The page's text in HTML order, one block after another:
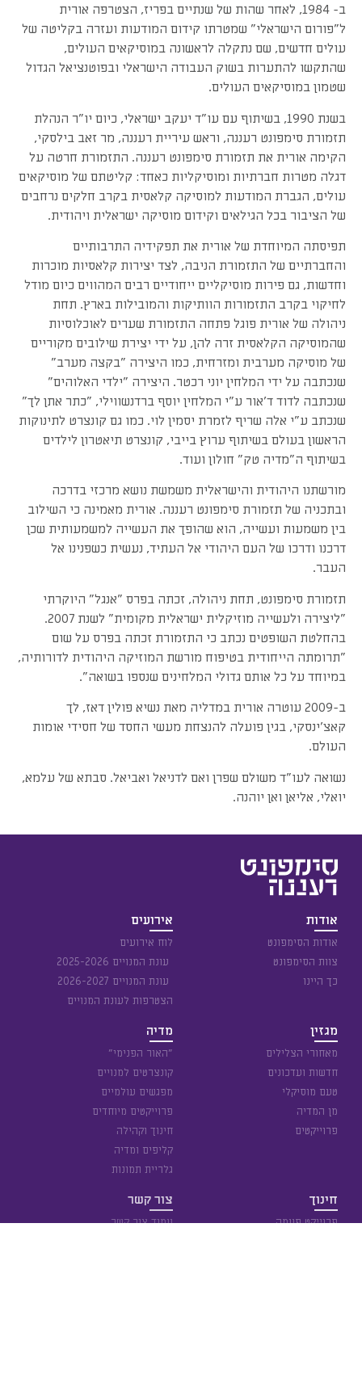
ב- 1984, לאחר שהות של שנתיים בפריז, הצטרפה אורית
ל"פורום הישראלי" שמטרתו קידום המודעות ועזרה בקליטה של
עולים חדשים, שם נתקלה לראשונה במוסיקאים העולים,
שהתקשו להתערות בשוק העבודה הישראלי ובפוטנציאל הגדול
שטמון במוסיקאים העולים.
בשנת 1990, בשיתוף עם עו"ד יעקב ישראלי, כיום יו"ר הנהלת
תזמורת סימפונט רעננה, וראש עיריית רעננה, מר זאב בילסקי,
הקימה אורית את תזמורת סימפונט רעננה. התזמורת חרטה על
דגלה מטרות חברתיות ומוסיקליות כאחד: קליטתם של מוסיקאים
עולים, הגברת המודעות למוסיקה קלאסית בקרב חלקים נרחבים
של הציבור בכל הגילאים וקידום מוסיקה ישראלית ויהודית.
תפיסתה המיוחדת של אורית את תפקידיה התרבותיים
והחברתיים של התזמורת הניבה, לצד יצירות קלאסיות מוכרות
וחדשות, גם פירות מוסיקליים ייחודיים רבים המהווים כיום מודל
לחיקוי בקרב התזמורות הוותיקות והמובילות בארץ. תחת
ניהולה של אורית פוגל פתחה התזמורת שערים לאוכלוסיות
שהמוסיקה הקלאסית זרה להן, על ידי יצירת שילובים מקוריים
של מוסיקה מערבית ומזרחית, כמו היצירה "בקצה מערב"
שנכתבה על ידי המלחין יוני רכטר. היצירה "ילדי האלוהים"
שנכתבה לדוד ד'אור ע"י המלחין יוסף ברדנשווילי, "כתר אתן לך"
שנכתב ע"י אלה שריף לזמרת יסמין לוי. כמו גם קונצרט לתינוקות
הראשון בעולם בשיתוף ערוץ בייבי, קונצרט תיאטרון לילדים
בשיתוף ה"מדיה טק" חולון ועוד.
מורשתנו היהודית והישראלית משמשת נושא מרכזי בדרכה
ובתכניה של תזמורת סימפונט רעננה. אורית מאמינה כי השילוב
בין משמעות ועשייה, הוא שהופך את העשייה למשמעותית שכן
דרכנו ודרכו של העם היהודי אל העתיד, נעשית כשפנינו אל
העבר.
תזמורת סימפונט, תחת ניהולה, זכתה בפרס "אנגל" היוקרתי
"ליצירה ולעשייה מוזיקלית ישראלית מקומית" לשנת 2007.
בהחלטת השופטים נכתב כי התזמורת זכתה בפרס על שום
"תרומתה הייחודית בטיפוח מורשת המוזיקה היהודית לדורותיה,
במיוחד על כל אותם גדולי המלחינים שנספו בשואה".
ב-2009 עוטרה אורית במדליה מאת נשיא פולין דאז, לך
קאצ'ינסקי, בגין פועלה להנצחת מעשי החסד של חסידי אומות
העולם.
נשואה לעו"ד משולם שפרן ואם לדניאל ואביאל. סבתא של עלמא,
יואלי, אליאן ואן יוהנה.
אודות
אודות הסימפונט
צוות הסימפונט
כך היינו
אירועים
לוח אירועים
עונת המנויים 2025-2026
עונת המנויים 2026-2027
הצטרפות לעונת המנויים
מגזין
מאחורי הצלילים
חדשות ועדכונים
טעם מוסיקלי
מן המדיה
פרוייקטים
מדיה
״האור הפנימי״
קונצרטים למנויים
מפגשים עולמיים
פרוייקטים מיוחדים
חינוך וקהילה
קליפים ומדיה
גלריית תמונות
חינוך
פרוייקט פעמה
צור קשר
עמוד צור קשר